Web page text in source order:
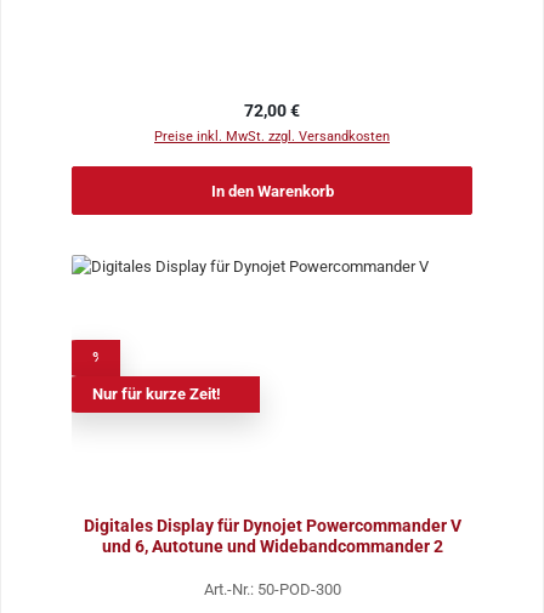
Regulärer Preis:
72,00 €
Preise inkl. MwSt. zzgl. Versandkosten
In den Warenkorb
Nur für kurze Zeit!
Digitales Display für Dynojet Powercommander V
und 6, Autotune und Widebandcommander 2
Art.-Nr.: 50-POD-300